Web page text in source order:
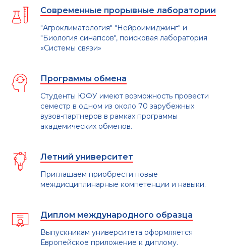
Современные прорывные лаборатории
"Агроклиматология" "Нейроимиджинг" и
"Биология синапсов", поисковая лаборатория
«Системы связи»
Программы обмена
Студенты ЮФУ имеют возможность провести
семестр в одном из около 70 зарубежных
вузов-партнеров в рамках программы
академических обменов.
Летний университет
Приглашаем приобрести новые
междисциплинарные компетенции и навыки.
Диплом международного образца
Выпускникам университета оформляется
Европейское приложение к диплому.